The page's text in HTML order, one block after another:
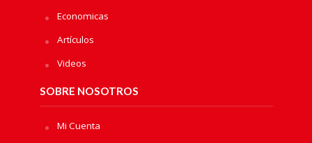
Economicas
Artículos
Videos
SOBRE NOSOTROS
Mi Cuenta